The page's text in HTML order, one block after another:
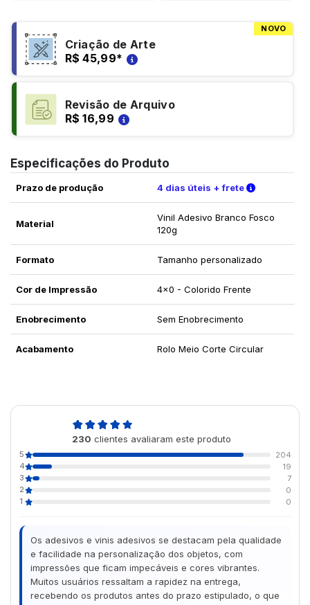
NOVO
Criação de Arte
R$ 45,99*
Revisão de Arquivo
R$ 16,99
Especificações do Produto
Prazo de produção 4 dias úteis + frete Verifique
Material
Vinil Adesivo Branco Fosco
120g
Formato Tamanho personalizado
Cor de Impressão 4x0 - Colorido Frente
Enobrecimento Sem Enobrecimento
Acabamento Rolo Meio Corte Circular
230 clientes avaliaram este produto
5
204
4
19
3
7
2
0
1
0
Os adesivos e vinis adesivos se destacam pela qualidade
e facilidade na personalização dos objetos, com
impressões que ficam impecáveis e cores vibrantes.
Muitos usuários ressaltam a rapidez na entrega,
recebendo os produtos antes do prazo estipulado, o que